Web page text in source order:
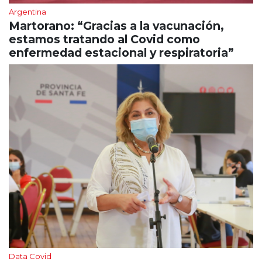
Argentina
Martorano: “Gracias a la vacunación,
estamos tratando al Covid como
enfermedad estacional y respiratoria”
Data Covid